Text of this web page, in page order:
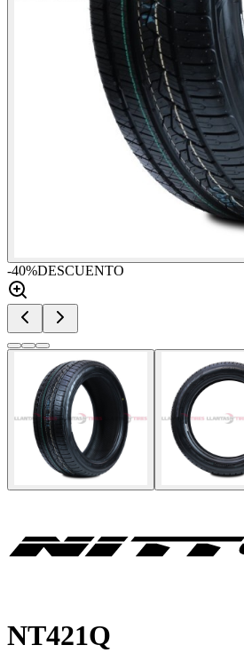
-40%DESCUENTO
NT421Q